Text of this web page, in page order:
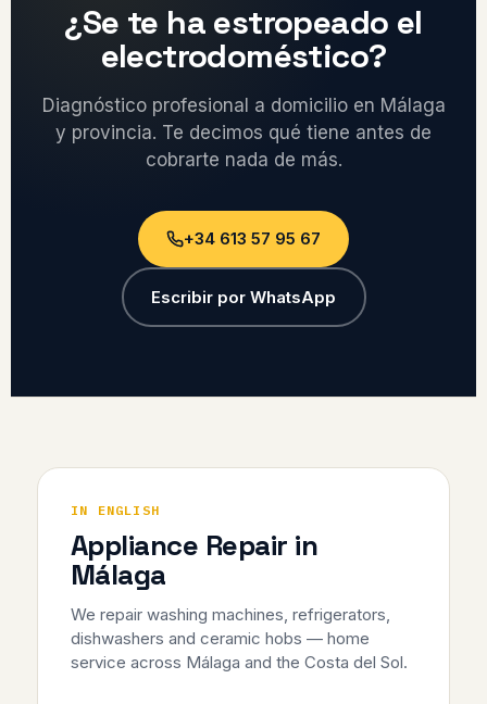
¿Se te ha estropeado el
electrodoméstico?
Diagnóstico profesional a domicilio en Málaga
y provincia. Te decimos qué tiene antes de
cobrarte nada de más.
+34 613 57 95 67
Escribir por WhatsApp
IN ENGLISH
Appliance Repair in
Málaga
We repair washing machines, refrigerators,
dishwashers and ceramic hobs — home
service across Málaga and the Costa del Sol.